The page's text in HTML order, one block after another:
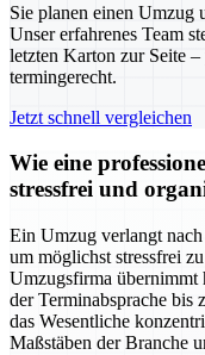
Sie planen einen Umzug
Unser erfahrenes Team
letzten Karton zur Seite
termingerecht.
Jetzt schnell vergleichen
Wie eine
stressfrei und
Ein Umzug verlangt
um möglichst stressfrei
Umzugsfirma übernimmt
der Terminabsprache bis
das Wesentliche
Maßstäben der Branche